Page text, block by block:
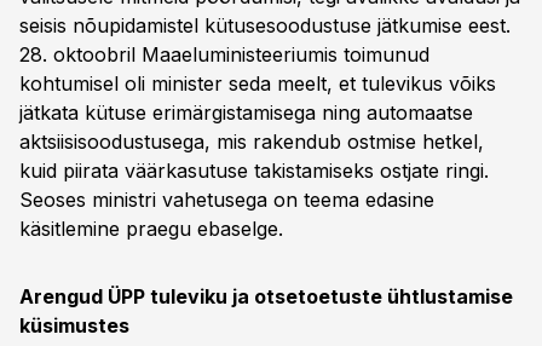
seisis nõupidamistel kütusesoodustuse jätkumise eest.
28. oktoobril Maaeluministeeriumis toimunud
kohtumisel oli minister seda meelt, et tulevikus võiks
jätkata kütuse erimärgistamisega ning automaatse
aktsiisisoodustusega, mis rakendub ostmise hetkel,
kuid piirata väärkasutuse takistamiseks ostjate ringi.
Seoses ministri vahetusega on teema edasine
käsitlemine praegu ebaselge.
Arengud ÜPP tuleviku ja otsetoetuste ühtlustamise
küsimustes